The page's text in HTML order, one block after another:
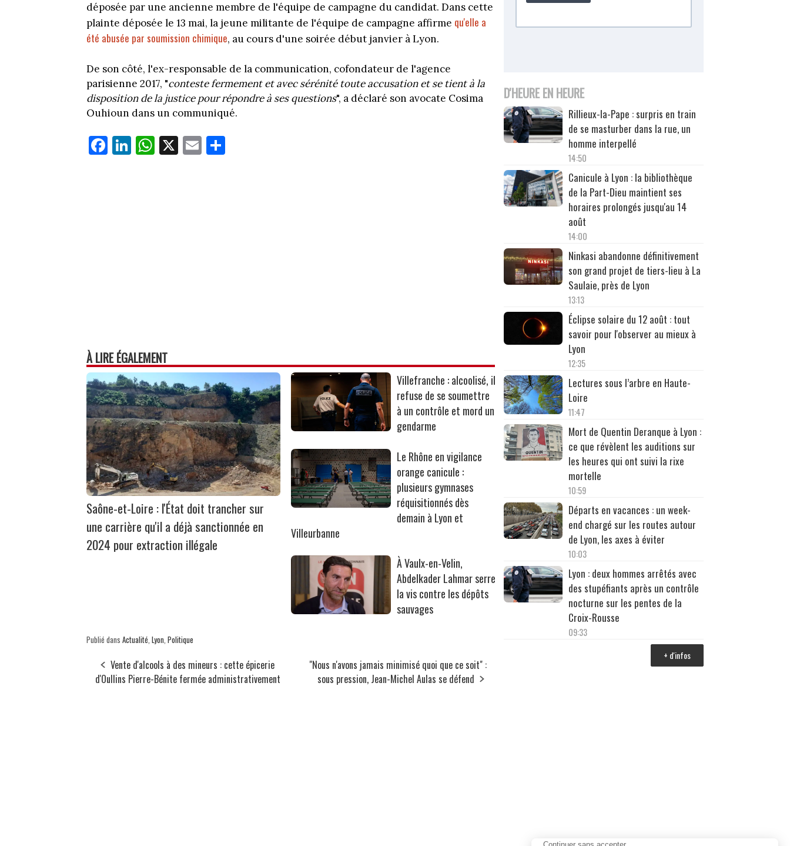
déposée par une ancienne membre de l'équipe de campagne du candidat. Dans cette
plainte déposée le 13 mai, la jeune militante de l'équipe de campagne affirme qu'elle a
été abusée par soumission chimique, au cours d'une soirée début janvier à Lyon.
De son côté, l'ex-responsable de la communication, cofondateur de l'agence
parisienne 2017, "conteste fermement et avec sérénité toute accusation et se tient à la
disposition de la justice pour répondre à ses questions", a déclaré son avocate Cosima
Ouhioun dans un communiqué.
Fa
ce
Li
nk
W
ha
X E
m
À LIRE ÉGALEMENT
Saône-et-Loire : l'État doit trancher sur
une carrière qu'il a déjà sanctionnée en
2024 pour extraction illégale
Villefranche : alcoolisé, il
refuse de se soumettre
à un contrôle et mord un
gendarme
Le Rhône en vigilance
orange canicule :
plusieurs gymnases
réquisitionnés dès
demain à Lyon et
Villeurbanne
À Vaulx-en-Velin,
Abdelkader Lahmar serre
la vis contre les dépôts
sauvages
Publié dans Actualité, Lyon, Politique
Vente d'alcools à des mineurs : cette épicerie
d'Oullins Pierre-Bénite fermée administrativement
"Nous n'avons jamais minimisé quoi que ce soit" :
sous pression, Jean-Michel Aulas se défend
D'HEURE EN HEURE
Rillieux-la-Pape : surpris en train
de se masturber dans la rue, un
homme interpellé
14:50
Canicule à Lyon : la bibliothèque
de la Part-Dieu maintient ses
horaires prolongés jusqu'au 14
août
14:00
Ninkasi abandonne définitivement
son grand projet de tiers-lieu à La
Saulaie, près de Lyon
13:13
Éclipse solaire du 12 août : tout
savoir pour l'observer au mieux à
Lyon
12:35
Lectures sous l’arbre en Haute-
Loire
11:47
Mort de Quentin Deranque à Lyon :
ce que révèlent les auditions sur
les heures qui ont suivi la rixe
mortelle
10:59
Départs en vacances : un week-
end chargé sur les routes autour
de Lyon, les axes à éviter
10:03
Lyon : deux hommes arrêtés avec
des stupéfiants après un contrôle
nocturne sur les pentes de la
Croix-Rousse
09:33
+ d'infos